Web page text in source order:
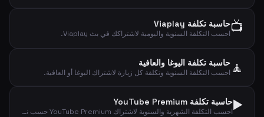
📺حاسبة تكلفة Viaplay
احسب التكلفة السنوية واليومية لاشتراكك في بث Viaplay.
🧘 حاسبة تكلفة اليوغا والعافية
احسب التكلفة السنوية وتكلفة كل زيارة لاشتراك اليوغا أو العافية.
▶️حاسبة تكلفة YouTube Premium
احسب التكلفة الشهرية والسنوية لاشتراك YouTube Premium حسب نوع الخطة.